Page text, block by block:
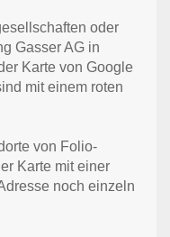
oder
Gasser AG in
Karte von Google
mit einem roten
von Folio-
Karte mit einer
noch einzeln